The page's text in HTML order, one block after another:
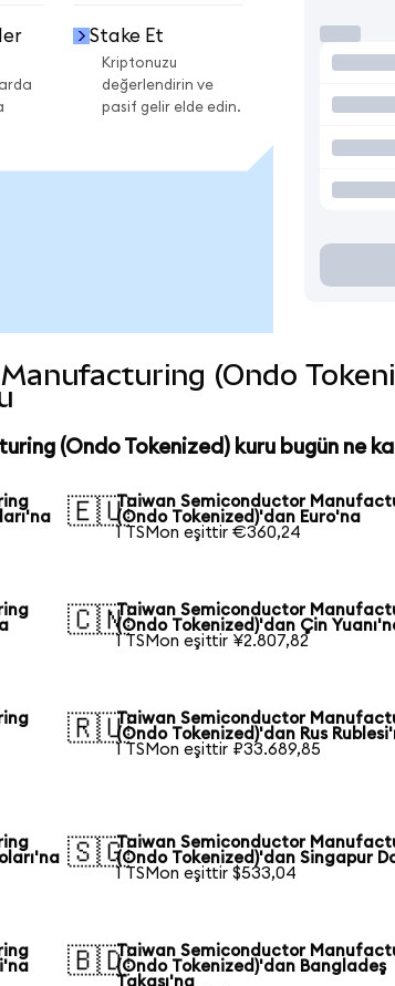
Stake Et
Kriptonuzu
değerlendirin ve
pasif gelir elde edin.
(Ondo
(Ondo Tokenized) kuru bugün ne
🇪🇺Taiwan Semiconductor
(Ondo Tokenized)'dan Euro'na
1 TSMon eşittir €360,24
🇨🇳Taiwan Semiconductor
(Ondo Tokenized)'dan Çin
1 TSMon eşittir ¥2.807,82
🇷🇺Taiwan Semiconductor
(Ondo Tokenized)'dan Rus
1 TSMon eşittir ₽33.689,85
🇸🇬Taiwan Semiconductor
(Ondo Tokenized)'dan Singapur
1 TSMon eşittir $533,04
🇧🇩Taiwan Semiconductor
(Ondo Tokenized)'dan Bangladeş
Takası'na